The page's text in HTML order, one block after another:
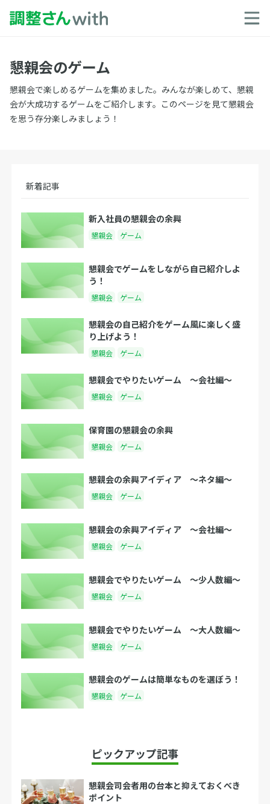
懇親会のゲーム
懇親会で楽しめるゲームを集めました。みんなが楽しめて、懇親
会が大成功するゲームをご紹介します。このページを見て懇親会
を思う存分楽しみましょう！
新着記事
新入社員の懇親会の余興
懇親会 ゲーム
懇親会でゲームをしながら自己紹介しよ
う！
懇親会 ゲーム
懇親会の自己紹介をゲーム風に楽しく盛
り上げよう！
懇親会 ゲーム
懇親会でやりたいゲーム 〜会社編〜
懇親会 ゲーム
保育園の懇親会の余興
懇親会 ゲーム
懇親会の余興アイディア 〜ネタ編〜
懇親会 ゲーム
懇親会の余興アイディア 〜会社編〜
懇親会 ゲーム
懇親会でやりたいゲーム 〜少人数編〜
懇親会 ゲーム
懇親会でやりたいゲーム 〜大人数編〜
懇親会 ゲーム
懇親会のゲームは簡単なものを選ぼう！
懇親会 ゲーム
ピックアップ記事
懇親会司会者用の台本と抑えておくべき
ポイント